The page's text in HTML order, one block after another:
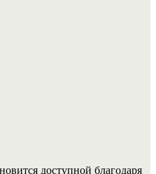
доступной благодаря